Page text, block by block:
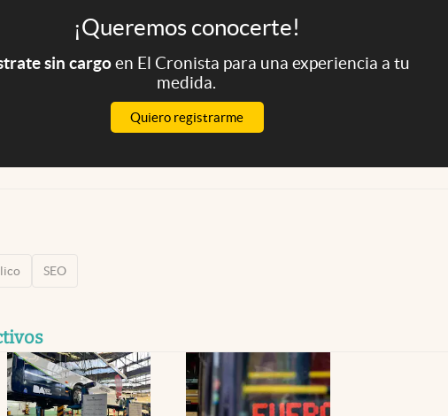
¡Queremos conocerte!
sin cargoen El Cronista para una experiencia a tu
medida.
Quiero registrarme
SEO